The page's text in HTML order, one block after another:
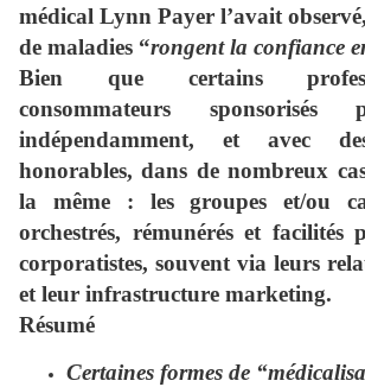
médical Lynn Payer l’avait
de maladies “rongent la confiance
Bien que certains
consommateurs sponsorisés
indépendamment, et avec
honorables, dans de nombreux
la même : les groupes et/ou
orchestrés, rémunérés et facilités
corporatistes, souvent via leurs
et leur infrastructure marketing.
Résumé
Certaines formes de